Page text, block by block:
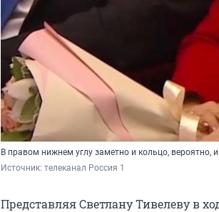
В правом нижнем углу заметно и кольцо, вероятно,
Источник: телеканал Россия 1
Представляя Светлану Тивелеву в